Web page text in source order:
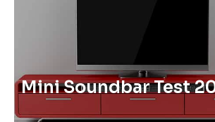
Mini Soundbar Test